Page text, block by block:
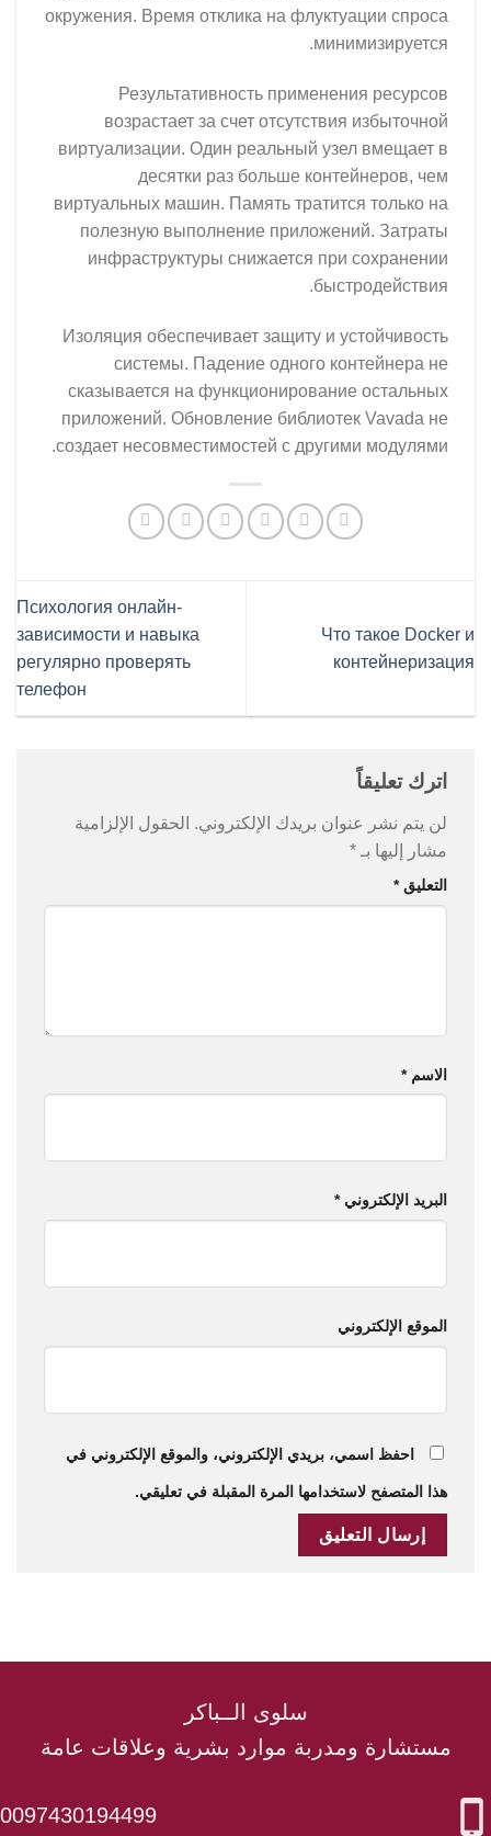
окружения. Время отклика на флуктуации спроса
минимизируется.
Результативность применения ресурсов
возрастает за счет отсутствия избыточной
виртуализации. Один реальный узел вмещает в
десятки раз больше контейнеров, чем
виртуальных машин. Память тратится только на
полезную выполнение приложений. Затраты
инфраструктуры снижается при сохранении
быстродействия.
Изоляция обеспечивает защиту и устойчивость
системы. Падение одного контейнера не
сказывается на функционирование остальных
приложений. Обновление библиотек Vavada не
создает несовместимостей с другими модулями.
Что такое Docker и
контейнеризация
Психология онлайн-
зависимости и навыка
регулярно проверять
телефон
اترك تعليقاً
لن يتم نشر عنوان بريدك الإلكتروني. الحقول الإلزامية
مشار إليها بـ *
التعليق*
الاسم*
البريد الإلكتروني*
الموقع الإلكتروني
احفظ اسمي، بريدي الإلكتروني، والموقع الإلكتروني في
هذا المتصفح لاستخدامها المرة المقبلة في تعليقي.
سلوى الــباكر
مستشارة ومدربة موارد بشرية وعلاقات عامة
0097430194499